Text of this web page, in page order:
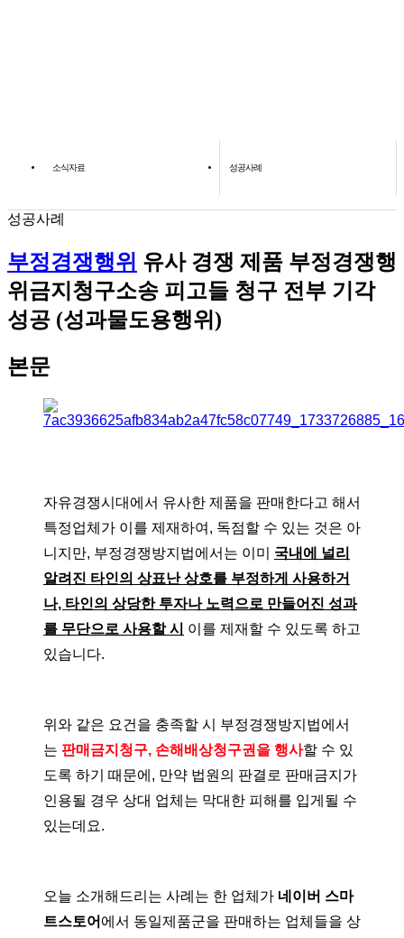
소식자료 성공사례
성공사례
부정경쟁행위 유사 경쟁 제품 부정경쟁행
위금지청구소송 피고들 청구 전부 기각
성공 (성과물도용행위)
본문
자유경쟁시대에서 유사한 제품을 판매한다고 해서
특정업체가 이를 제재하여, 독점할 수 있는 것은 아
니지만, 부정경쟁방지법에서는 이미 국내에 널리
알려진 타인의 상표난 상호를 부정하게 사용하거
나, 타인의 상당한 투자나 노력으로 만들어진 성과
를 무단으로 사용할 시
이를 제재할 수 있도록 하고
있습니다.
위와 같은 요건을 충족할 시 부정경쟁방지법에서
는 판매금지청구, 손해배상청구권을 행사할 수 있
도록 하기 때문에, 만약 법원의 판결로 판매금지가
인용될 경우 상대 업체는 막대한 피해를 입게될 수
있는데요.
오늘 소개해드리는 사례는 한 업체가 네이버 스마
트스토어 에서 동일제품군을 판매하는 업체들을 상